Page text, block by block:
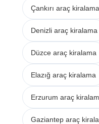
Çankırı araç kiralama
Denizli araç kiralama
Düzce araç kiralama
Elazığ araç kiralama
Erzurum araç
Gaziantep araç